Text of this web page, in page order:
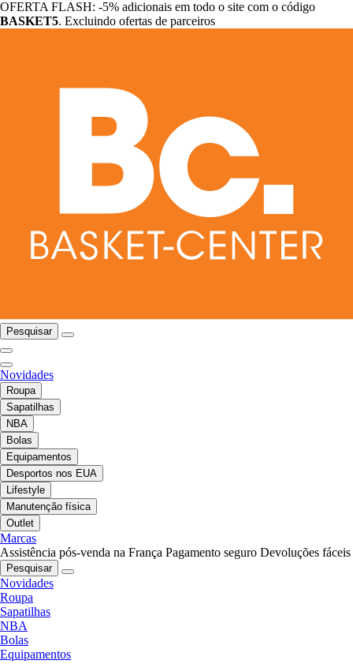
OFERTA FLASH: -5% adicionais em todo o site com o código
BASKET5. Excluindo ofertas de parceiros
Pesquisar
Novidades
Roupa
Sapatilhas
NBA
Bolas
Equipamentos
Desportos nos EUA
Lifestyle
Manutenção física
Outlet
Marcas
Assistência pós-venda na França Pagamento seguro Devoluções fáceis
Pesquisar
Novidades
Roupa
Sapatilhas
NBA
Bolas
Equipamentos